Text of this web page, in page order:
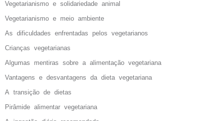
Vegetarianismo e solidariedade animal
Vegetarianismo e meio ambiente
As dificuldades enfrentadas pelos vegetarianos
Crianças vegetarianas
Algumas mentiras sobre a alimentação vegetariana
Vantagens e desvantagens da dieta vegetariana
A transição de dietas
Pirâmide alimentar vegetariana